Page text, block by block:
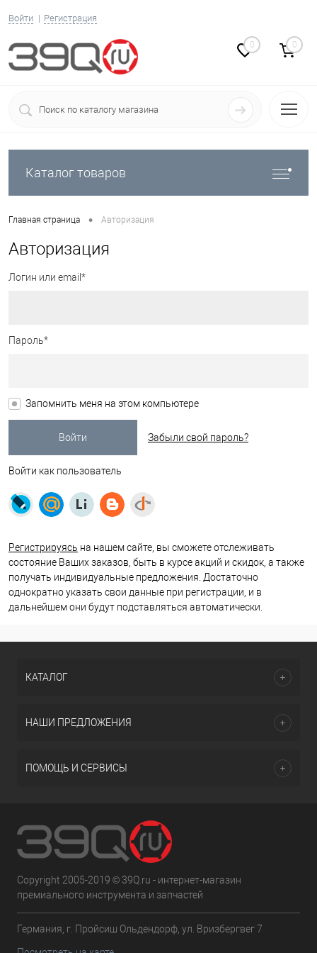
Войти Регистрация
0 0
Каталог товаров
Главная страница • Авторизация
Авторизация
Логин или email*
Пароль*
Запомнить меня на этом компьютере
Забыли свой пароль?
Войти как пользователь
Регистрируясь на нашем сайте, вы сможете отслеживать
состояние Ваших заказов, быть в курсе акций и скидок, а также
получать индивидуальные предложения. Достаточно
однократно указать свои данные при регистрации, и в
дальнейшем они будут подставляться автоматически.
КАТАЛОГ
НАШИ ПРЕДЛОЖЕНИЯ
ПОМОЩЬ И СЕРВИСЫ
Copyright 2005-2019 © 39Q.ru - интернет-магазин
премиального инструмента и запчастей
Германия, г. Пройсиш Ольдендорф, ул. Вризбергвег 7